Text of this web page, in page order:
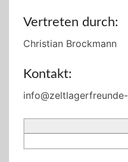
Vertreten durch:
Christian Brockmann
Kontakt: